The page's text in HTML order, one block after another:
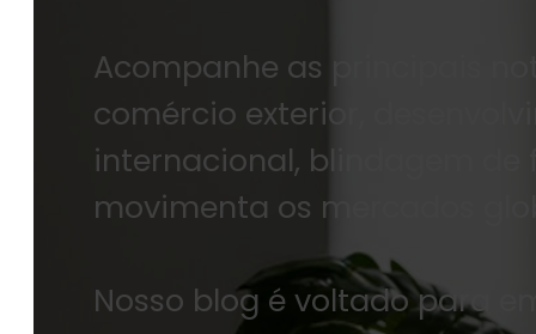
Acompanhe as principais
comércio exterior,
internacional, blindagem de
movimenta os mercados
Nosso blog é voltado para